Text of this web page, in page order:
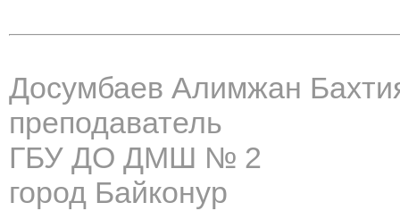
Досумбаев Алимжан
преподаватель
ГБУ ДО ДМШ № 2
город Байконур